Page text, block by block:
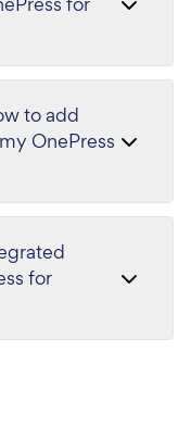
to add
OnePress
for